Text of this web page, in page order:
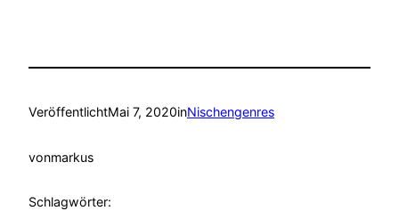
VeröffentlichtMai 7, 2020inNischengenres
vonmarkus
Schlagwörter: